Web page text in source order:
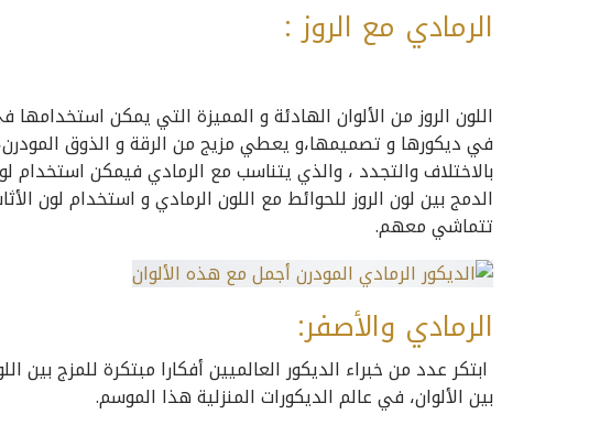
الرمادي مع الروز :
اللون الروز من الألوان الهادئة و المميزة التي يمكن
في ديكورها و تصميمها،و يعطي مزيج من الرقة و الذوق
بالاختلاف والتجدد ، والذي يتناسب مع الرمادي فيمكن استخدام
الدمج بين لون الروز للحوائط مع اللون الرمادي و استخدام لون
تتماشي معهم.
الرمادي والأصفر:
ابتكر عدد من خبراء الديكور العالميين أفكارا مبتكرة للمزج بين
بين الألوان، في عالم الديكورات المنزلية هذا الموسم.